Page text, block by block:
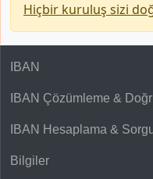
Hiçbir kuruluş sizi
IBAN
IBAN Çözümleme &
IBAN Hesaplama &
Bilgiler